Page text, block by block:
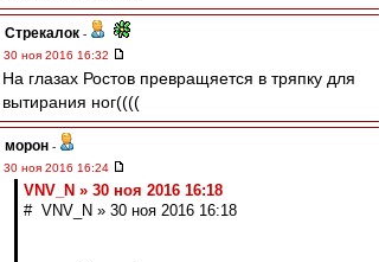
Стрекалок -
30 ноя 2016 16:32
На глазах Ростов превращяется в тряпку для
вытирания ног((((
морон -
30 ноя 2016 16:24
VNV_N » 30 ноя 2016 16:18
# VNV_N » 30 ноя 2016 16:18